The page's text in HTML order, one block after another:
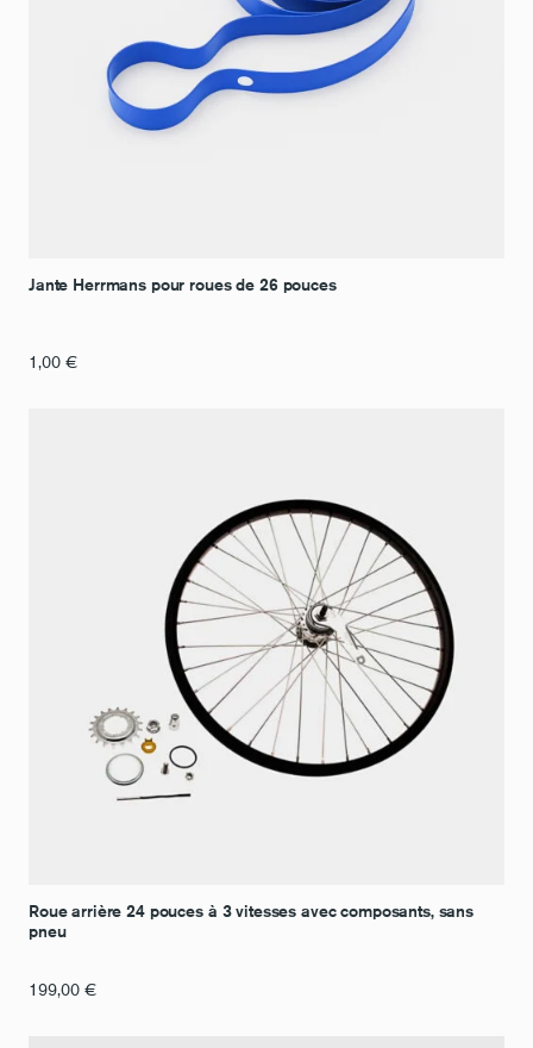
Jante Herrmans pour roues de 26 pouces
1,00 €
Roue arrière 24 pouces à 3 vitesses avec composants, sans
pneu
199,00 €